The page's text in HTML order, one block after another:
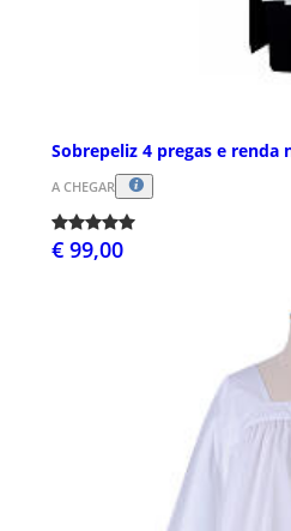
Sobrepeliz 4 pregas e renda
A CHEGAR
€ 99,00